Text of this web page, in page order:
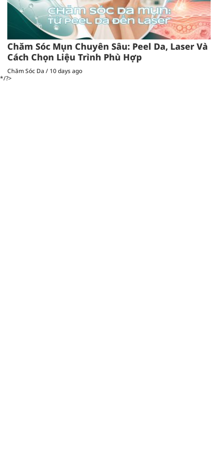
Chăm Sóc Mụn Chuyên Sâu: Peel Da, Laser Và
Cách Chọn Liệu Trình Phù Hợp
Chăm Sóc Da / 10 days ago
*/?>